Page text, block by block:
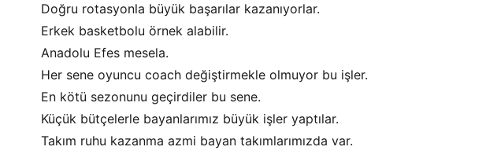
Doğru rotasyonla büyük başarılar kazanıyorlar.
Erkek basketbolu örnek alabilir.
Anadolu Efes mesela.
Her sene oyuncu coach değiştirmekle olmuyor bu işler.
En kötü sezonunu geçirdiler bu sene.
Küçük bütçelerle bayanlarımız büyük işler yaptılar.
Takım ruhu kazanma azmi bayan takımlarımızda var.